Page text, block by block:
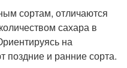
сортам, отличаются
сахара в
на
поздние и ранние сорта.